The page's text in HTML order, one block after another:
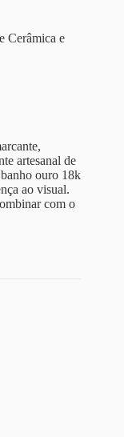
Cerâmica e
artesanal de
ouro 18k
ao visual.
com o